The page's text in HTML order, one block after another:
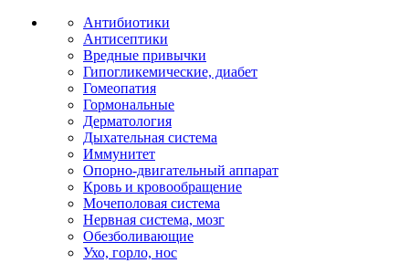
Антибиотики
Антисептики
Вредные привычки
Гипогликемические, диабет
Гомеопатия
Гормональные
Дерматология
Дыхательная система
Иммунитет
Опорно-двигательный аппарат
Кровь и кровообращение
Мочеполовая система
Нервная система, мозг
Обезболивающие
Ухо, горло, нос